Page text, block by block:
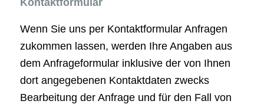
Kontaktformular
Wenn Sie uns per Kontaktformular Anfragen
zukommen lassen, werden Ihre Angaben aus
dem Anfrageformular inklusive der von Ihnen
dort angegebenen Kontaktdaten zwecks
Bearbeitung der Anfrage und für den Fall von